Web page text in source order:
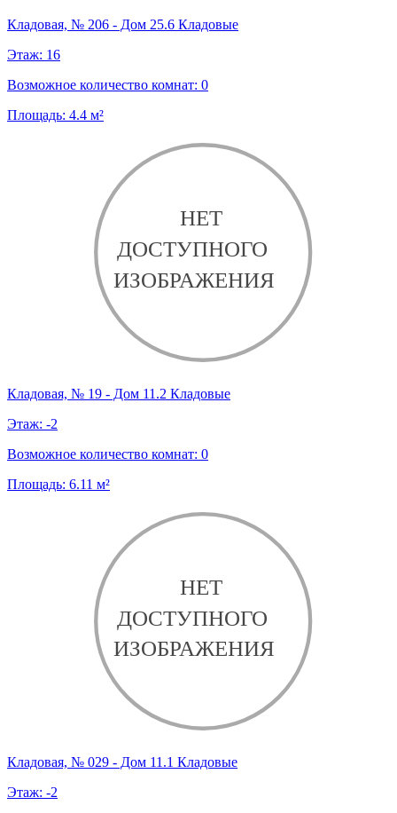
Кладовая, № 206 - Дом 25.6 Кладовые
Этаж: 16
Возможное количество комнат: 0
Площадь: 4.4 м²
Кладовая, № 19 - Дом 11.2 Кладовые
Этаж: -2
Возможное количество комнат: 0
Площадь: 6.11 м²
Кладовая, № 029 - Дом 11.1 Кладовые
Этаж: -2